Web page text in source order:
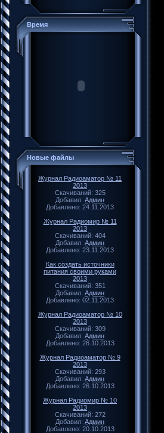
Время
Новые файлы
Журнал Радиоаматор № 11
2013
Скачиваний: 325
Добавил: Админ
Добавлено: 24.11.2013
Журнал Радиомир № 11
2013
Скачиваний: 404
Добавил: Админ
Добавлено: 23.11.2013
Как создать источники
питания своими руками
2013
Скачиваний: 351
Добавил: Админ
Добавлено: 02.11.2013
Журнал Радиоаматор № 10
2013
Скачиваний: 309
Добавил: Админ
Добавлено: 26.10.2013
Журнал Радиоаматор № 9
2013
Скачиваний: 293
Добавил: Админ
Добавлено: 26.10.2013
Журнал Радиомир № 10
2013
Скачиваний: 272
Добавил: Админ
Добавлено: 20.10.2013